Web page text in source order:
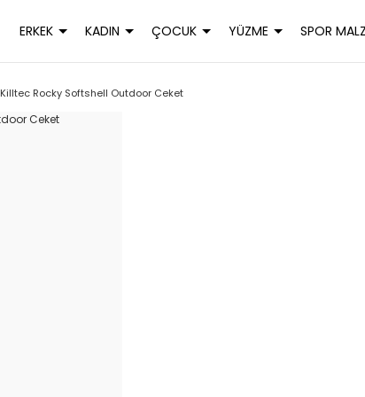
ERKEK KADIN ÇOCUK YÜZME SPOR
Killtec Rocky Softshell Outdoor Ceket